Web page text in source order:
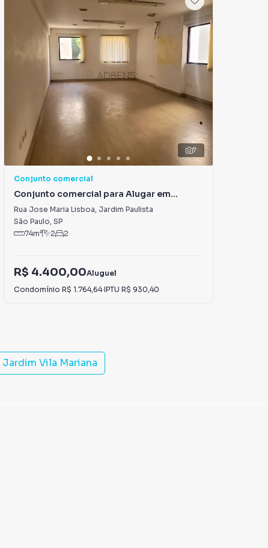
7
Conjunto comercial
Conjunto comercial para Alugar em
Jardim Paulista
Rua Jose Maria Lisboa, Jardim Paulista
São Paulo, SP
74m² 2 2
R$ 4.400,00Aluguel
Condomínio R$ 1.764,64·IPTU R$ 930,40
Jardim Vila Mariana